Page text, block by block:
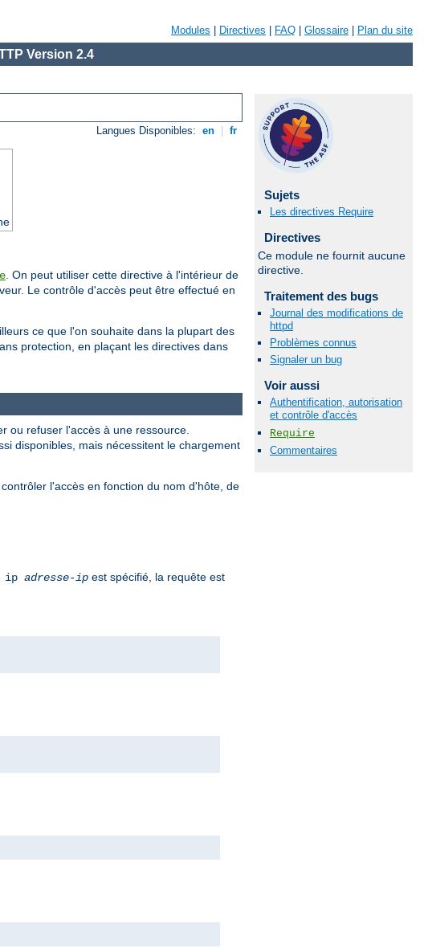
Modules Directives FAQ Glossaire Plan du site
Version 2.4
Langues Disponibles: en fr
. On peut utiliser cette directive à l'intérieur de
Le contrôle d'accès peut être effectué en
ce que l'on souhaite dans la plupart des
protection, en plaçant les directives dans
Sujets
Les directives Require
Directives
Ce module ne fournit aucune
directive.
Traitement des bugs
Journal des modifications de
httpd
Problèmes connus
Signaler un bug
Voir aussi
Authentification, autorisation
et contrôle d'accès
Require
Commentaires
ou refuser l'accès à une ressource.
disponibles, mais nécessitent le chargement
l'accès en fonction du nom d'hôte, de
ip adresse-ip est spécifié, la requête est